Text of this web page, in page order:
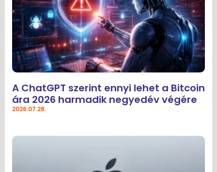
A ChatGPT szerint ennyi lehet a Bitcoin
ára 2026 harmadik negyedév végére
2026.07.28.